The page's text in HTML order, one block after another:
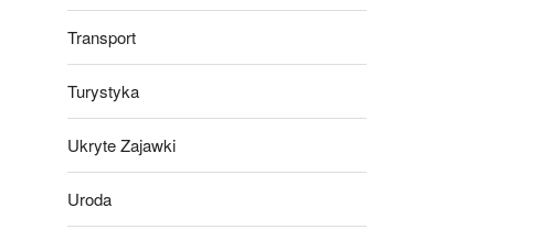
Transport
Turystyka
Ukryte Zajawki
Uroda